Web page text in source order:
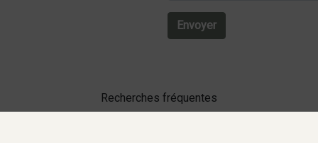
Envoyer
Recherches fréquentes